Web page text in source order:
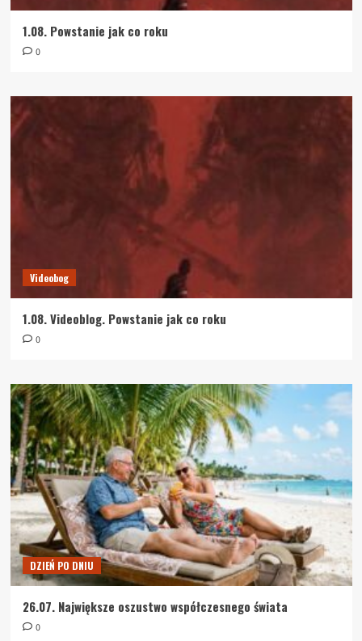
1.08. Powstanie jak co roku
0
Videobog
1.08. Videoblog. Powstanie jak co roku
0
DZIEŃ PO DNIU
26.07. Największe oszustwo współczesnego świata
0